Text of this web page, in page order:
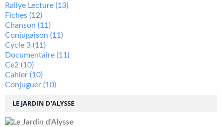
LE JARDIN D'ALYSSE
Rallye Lecture (13)
Fiches (12)
Chanson (11)
Conjugaison (11)
Cycle 3 (11)
Documentaire (11)
Ce2 (10)
Cahier (10)
Conjuguer (10)